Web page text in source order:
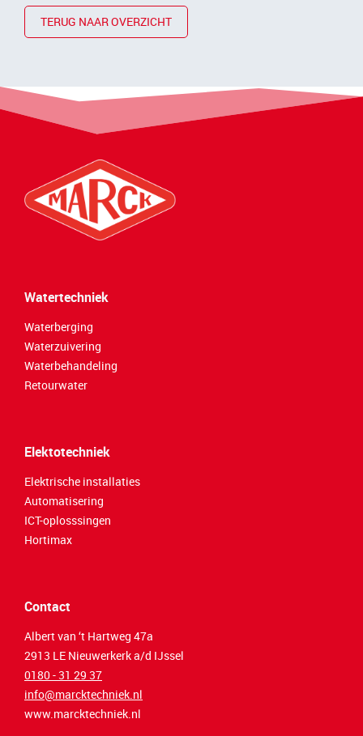
TERUG NAAR OVERZICHT
Watertechniek
Waterberging
Waterzuivering
Waterbehandeling
Retourwater
Elektotechniek
Elektrische installaties
Automatisering
ICT-oplosssingen
Hortimax
Contact
Albert van ‘t Hartweg 47a
2913 LE Nieuwerkerk a/d IJssel
0180 - 31 29 37
info@marcktechniek.nl
www.marcktechniek.nl